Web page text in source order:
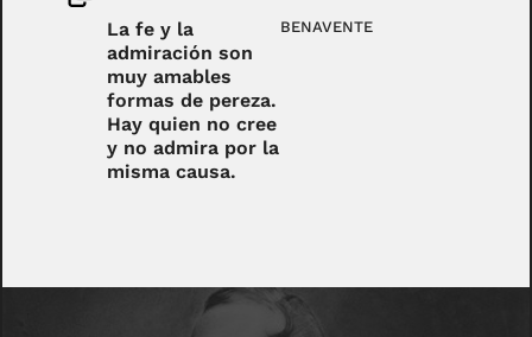
La fe y la
admiración son
muy amables
formas de pereza.
Hay quien no cree
y no admira por la
misma causa.
BENAVENTE